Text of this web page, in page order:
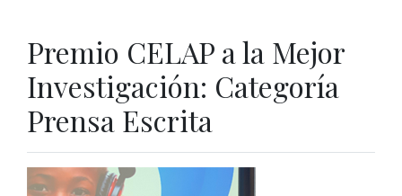
Premio CELAP a la Mejor
Investigación: Categoría
Prensa Escrita